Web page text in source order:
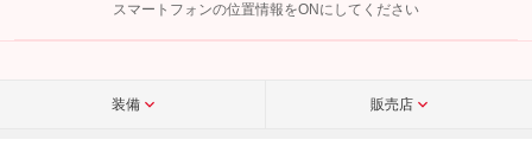
こちら
スマートフォンの位置情報をONにしてください
装備 販売店